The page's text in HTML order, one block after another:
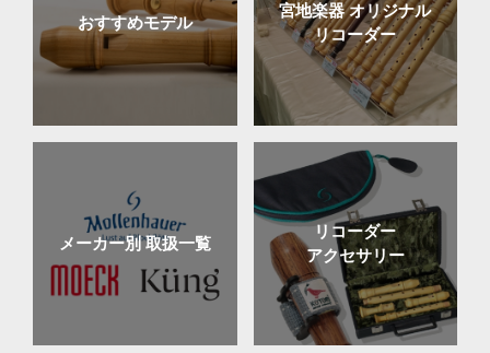
おすすめモデル
宮地楽器オリジナル
リコーダー
メーカー別 取扱一覧
リコーダー
アクセサリー